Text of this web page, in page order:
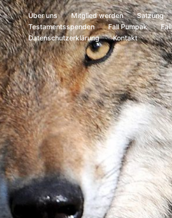
Über uns Mitglied werden Satzung
Testamentsspenden
Fall Pumpak
Datenschutzerklärung
Kontakt